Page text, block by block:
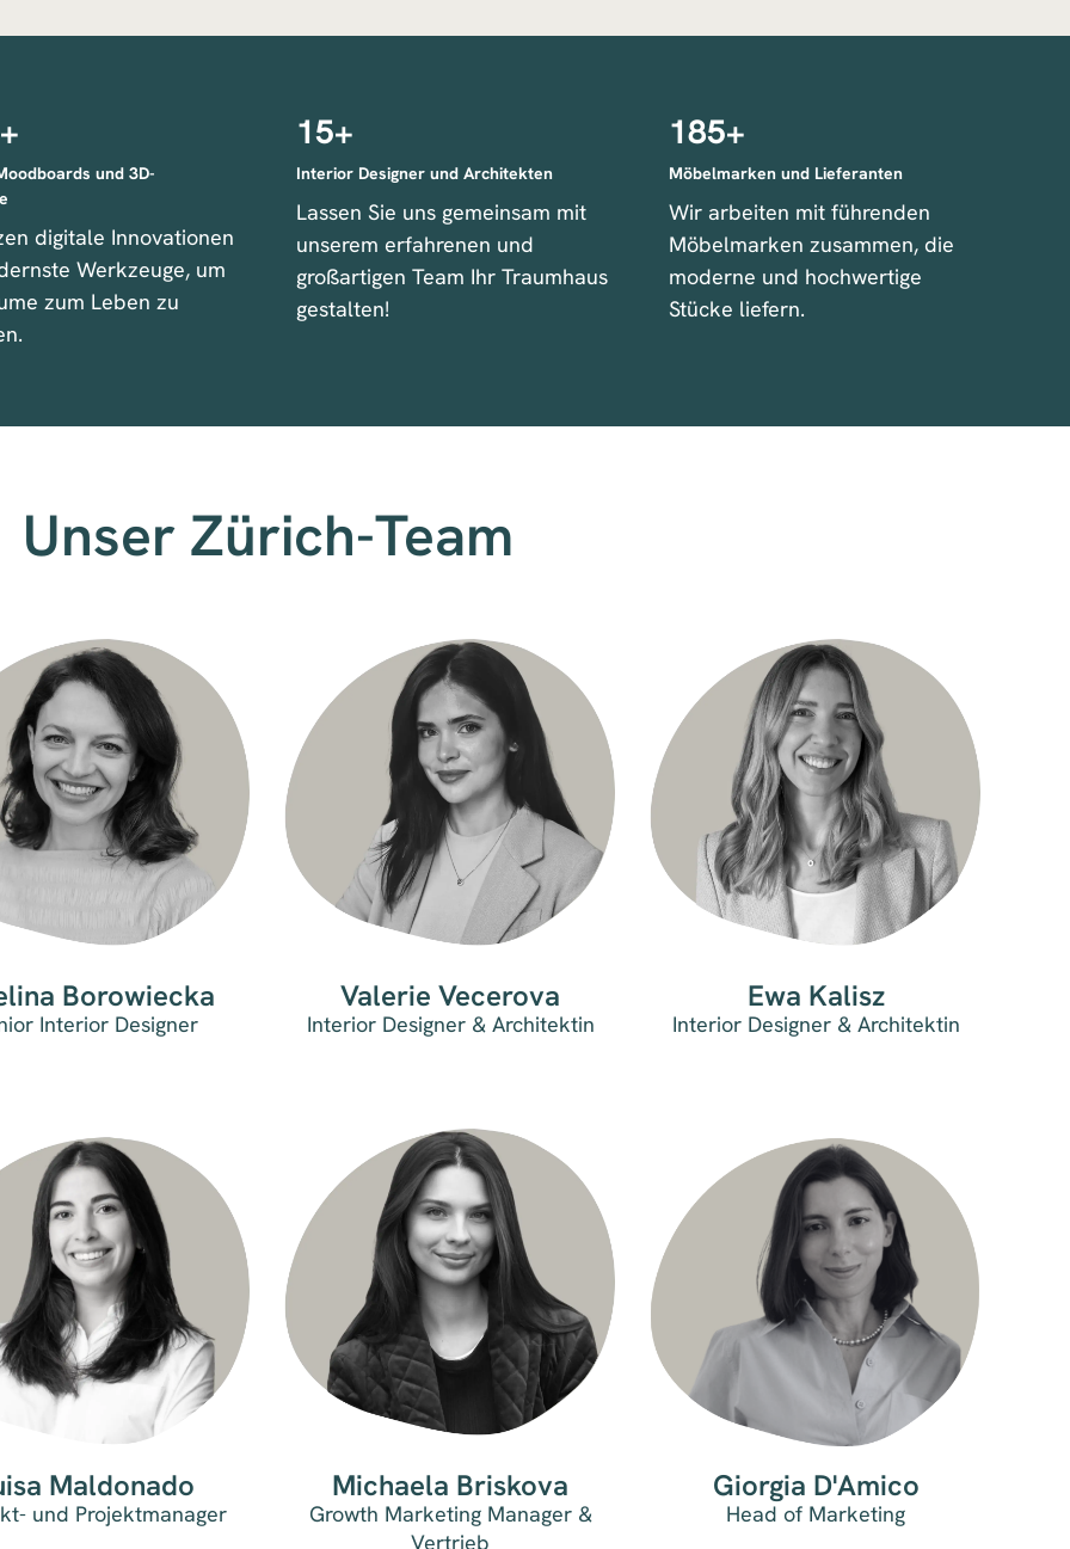
+
und 3D-
digitale Innovationen
Werkzeuge, um
zum Leben zu
15+
Interior Designer und Architekten
Lassen Sie uns gemeinsam mit
unserem erfahrenen und
großartigen Team Ihr Traumhaus
gestalten!
185+
Möbelmarken und Lieferanten
Wir arbeiten mit führenden
Möbelmarken zusammen, die
moderne und hochwertige
Stücke liefern.
Unser Zürich-Team
Borowiecka
Interior Designer
Valerie Vecerova
Interior Designer & Architektin
Ewa Kalisz
Interior Designer & Architektin
Maldonado
und Projektmanager
Michaela Briskova
Growth Marketing Manager &
Vertrieb
Giorgia D'Amico
Head of Marketing